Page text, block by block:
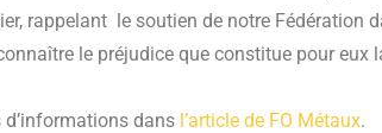
rappelant le soutien de notre Fédération
le préjudice que constitue pour eux
d’informations dans l’article de FO Métaux.